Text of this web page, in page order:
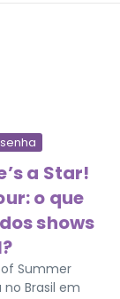
a Star!
o que
shows
Summer
Brasil em